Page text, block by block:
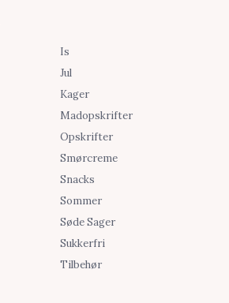
Is
Jul
Kager
Madopskrifter
Opskrifter
Smørcreme
Snacks
Sommer
Søde Sager
Sukkerfri
Tilbehør